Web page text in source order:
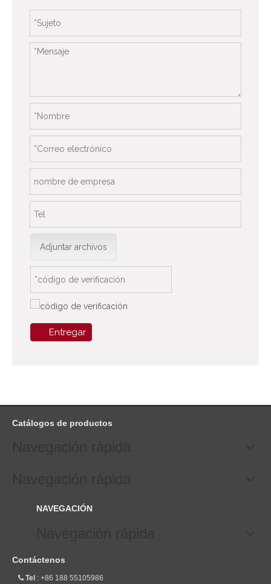
Adjuntar archivos
Entregar
Catálogos de productos
NAVEGACIÓN
Contáctenos
Tel : +86 188 55105986